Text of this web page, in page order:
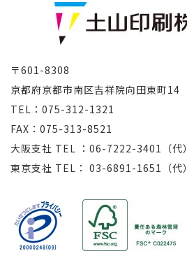
〒601-8308
京都府京都市南区吉祥院向田東町14
TEL：075-312-1321
FAX：075-313-8521
大阪支社 TEL ：06-7222-3401（代）
東京支社 TEL： 03-6891-1651（代）